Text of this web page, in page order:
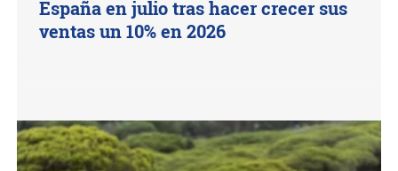
España en julio tras hacer crecer sus
ventas un 10% en 2026